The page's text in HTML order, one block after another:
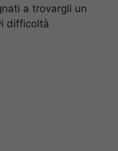
a trovargli un
difficoltà